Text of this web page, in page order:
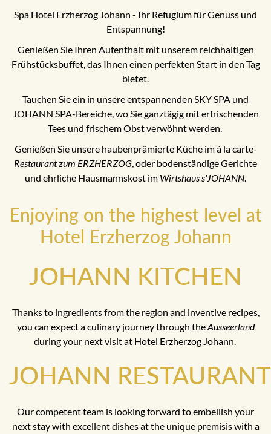
Spa Hotel Erzherzog Johann - Ihr Refugium für Genuss und
Entspannung!
Genießen Sie Ihren Aufenthalt mit unserem reichhaltigen
Frühstücksbuffet, das Ihnen einen perfekten Start in den Tag
bietet.
Tauchen Sie ein in unsere entspannenden SKY SPA und
JOHANN SPA-Bereiche, wo Sie ganztägig mit erfrischenden
Tees und frischem Obst verwöhnt werden.
Genießen Sie unsere haubenprämierte Küche im á la carte-
Restaurant zum ERZHERZOG, oder bodenständige Gerichte
und ehrliche Hausmannskost im Wirtshaus s'JOHANN.
Enjoying on the highest level at
Hotel Erzherzog Johann
JOHANN KITCHEN
Thanks to ingredients from the region and inventive recipes,
you can expect a culinary journey through theAusseerland
during your next visit at Hotel Erzherzog Johann.
JOHANN RESTAURANT
Our competent team is looking forward to embellish your
next stay with excellent dishes at the unique premisis with a